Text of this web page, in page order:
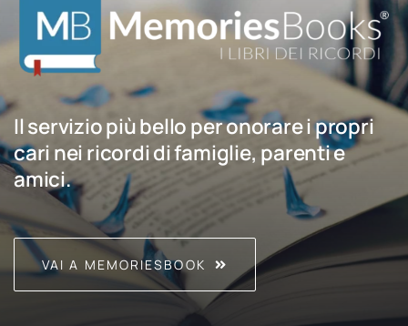
Il servizio più bello per onorare i propri
cari nei ricordi di famiglie, parenti e
amici.
VAI A MEMORIESBOOK